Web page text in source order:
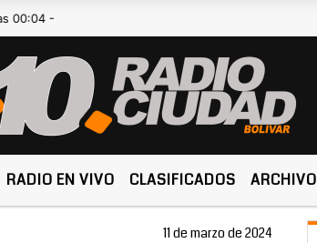
-
RADIO EN VIVO CLASIFICADOS ARCHIVO
11 de marzo de 2024